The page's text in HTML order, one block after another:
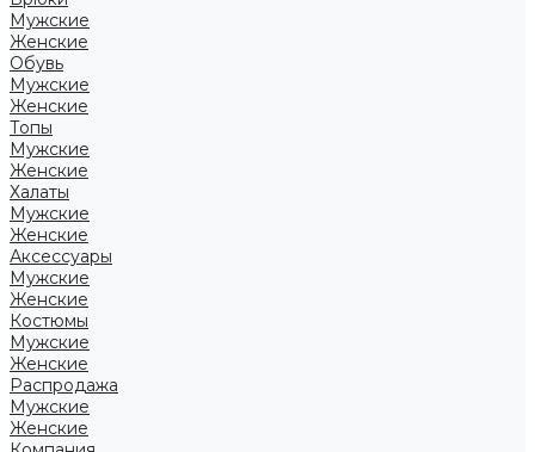
Мужские
Женские
Обувь
Мужские
Женские
Топы
Мужские
Женские
Халаты
Мужские
Женские
Аксессуары
Мужские
Женские
Костюмы
Мужские
Женские
Распродажа
Мужские
Женские